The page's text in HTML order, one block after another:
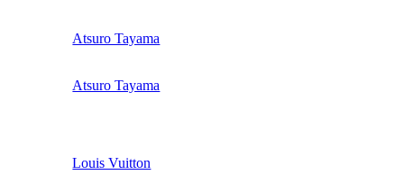
Atsuro Tayama
Atsuro Tayama
Louis Vuitton